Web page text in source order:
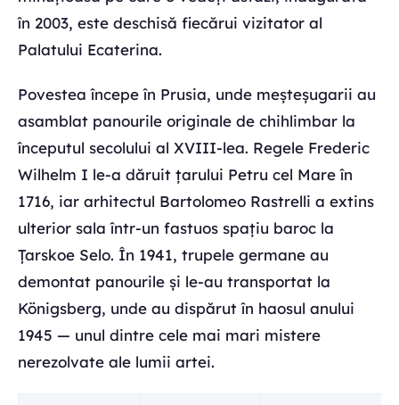
în 2003, este deschisă fiecărui vizitator al
Palatului Ecaterina.
Povestea începe în Prusia, unde meșteșugarii au
asamblat panourile originale de chihlimbar la
începutul secolului al XVIII-lea. Regele Frederic
Wilhelm I le-a dăruit țarului Petru cel Mare în
1716, iar arhitectul Bartolomeo Rastrelli a extins
ulterior sala într-un fastuos spațiu baroc la
Țarskoe Selo. În 1941, trupele germane au
demontat panourile și le-au transportat la
Königsberg, unde au dispărut în haosul anului
1945 — unul dintre cele mai mari mistere
nerezolvate ale lumii artei.